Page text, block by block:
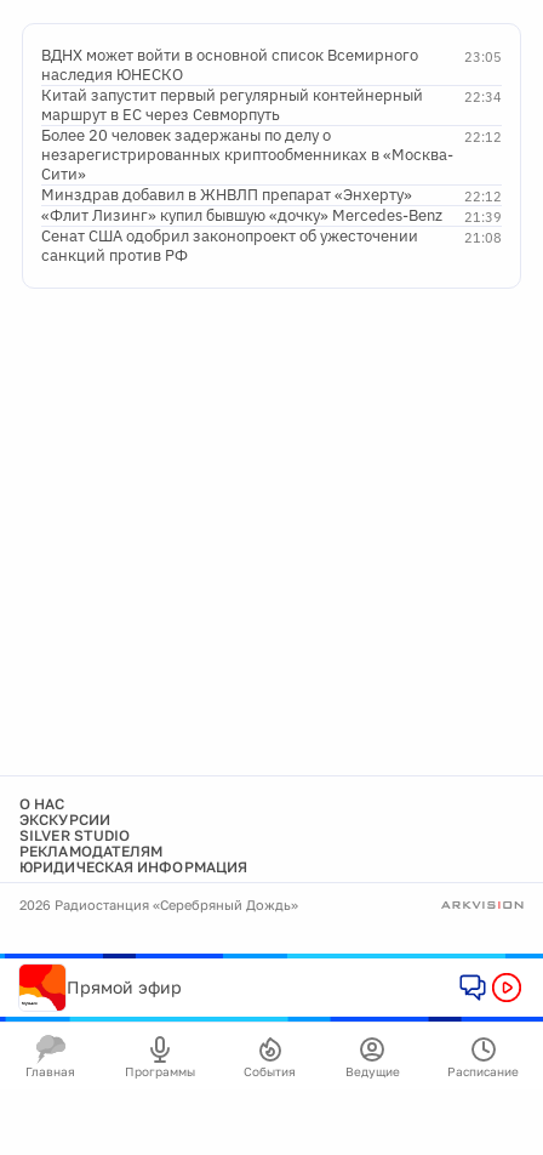
23:05
ВДНХ может войти в основной список Всемирного
наследия ЮНЕСКО
22:34
Китай запустит первый регулярный контейнерный
маршрут в ЕС через Севморпуть
22:12
Более 20 человек задержаны по делу о
незарегистрированных криптообменниках в «Москва-
Сити»
22:12
Минздрав добавил в ЖНВЛП препарат «Энхерту»
21:39
«Флит Лизинг» купил бывшую «дочку» Mercedes-Benz
21:08
Сенат США одобрил законопроект об ужесточении
санкций против РФ
О НАС
ЭКСКУРСИИ
SILVER STUDIO
РЕКЛАМОДАТЕЛЯМ
ЮРИДИЧЕСКАЯ ИНФОРМАЦИЯ
2026 Радиостанция «Серебряный Дождь»
Прямой эфир
Главная Программы События Ведущие Расписание